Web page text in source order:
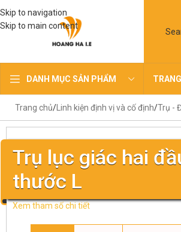
Skip to navigation
Skip to main content
DANH MỤC SẢN PHẨM
Trang chủ Linh kiện định vị và cố định Trụ -
Trụ lục giác hai
thước L
Xem tham số chi tiết